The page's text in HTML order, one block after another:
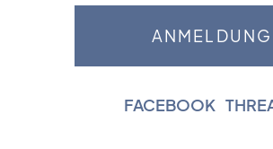
FACEBOOK